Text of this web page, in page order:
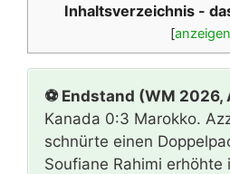
Inhaltsverzeichnis -
[anzeigen
⚽ Endstand (WM
Kanada 0:3 Marokko.
schnürte einen
Soufiane Rahimi